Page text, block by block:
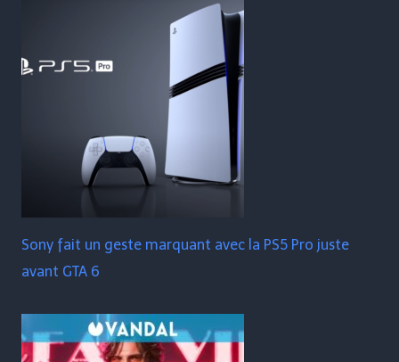
Sony fait un geste marquant avec la PS5 Pro juste
avant GTA 6